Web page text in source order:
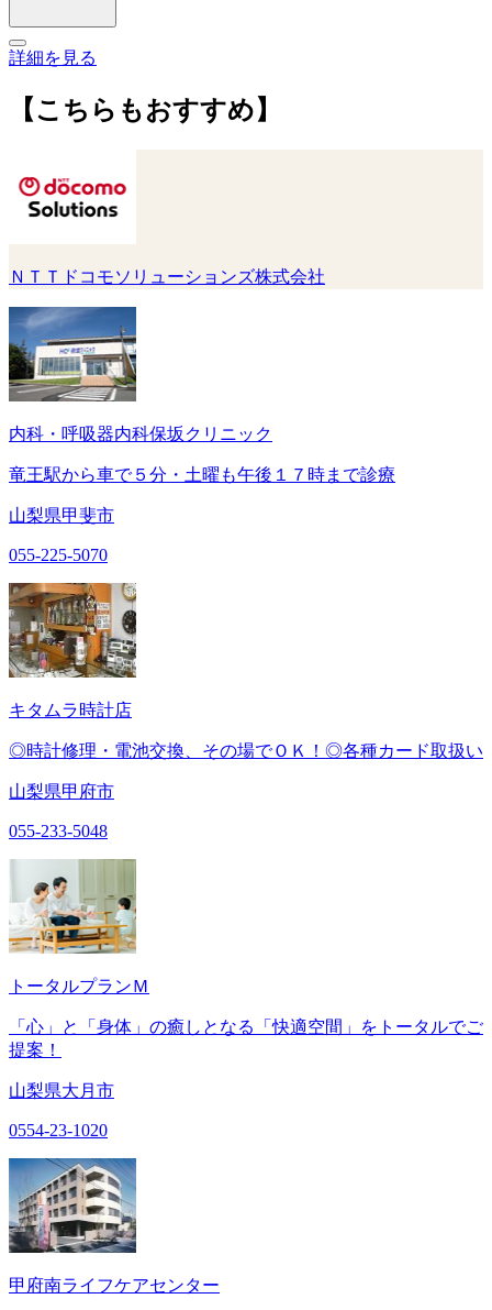
詳細を見る
【こちらもおすすめ】
ＮＴＴドコモソリューションズ株式会社
内科・呼吸器内科保坂クリニック
竜王駅から車で５分・土曜も午後１７時まで診療
山梨県甲斐市
055-225-5070
キタムラ時計店
◎時計修理・電池交換、その場でＯＫ！◎各種カード取扱い
山梨県甲府市
055-233-5048
トータルプランＭ
「心」と「身体」の癒しとなる「快適空間」をトータルでご
提案！
山梨県大月市
0554-23-1020
甲府南ライフケアセンター